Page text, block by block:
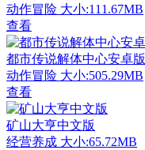
动作冒险 大小:111.67MB
查看
都市传说解体中心安卓版
动作冒险 大小:505.29MB
查看
矿山大亨中文版
经营养成 大小:65.72MB